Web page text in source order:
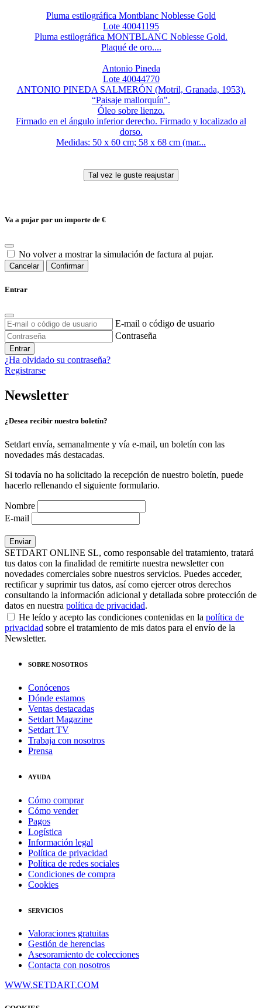
Pluma estilográfica Montblanc Noblesse Gold
Lote 40041195
Pluma estilográfica MONTBLANC Noblesse Gold.
Plaqué de oro....
Antonio Pineda
Lote 40044770
ANTONIO PINEDA SALMERÓN (Motril, Granada, 1953).
“Paisaje mallorquín".
Óleo sobre lienzo.
Firmado en el ángulo inferior derecho. Firmado y localizado al
dorso.
Medidas: 50 x 60 cm; 58 x 68 cm (mar...
Va a pujar por un importe de €
No volver a mostrar la simulación de factura al pujar.
Cancelar Confirmar
Entrar
E-mail o código de usuario
Contraseña
Entrar
¿Ha olvidado su contraseña?
Registrarse
Newsletter
¿Desea recibir nuestro boletín?
Setdart envía, semanalmente y vía e-mail, un boletín con las
novedades más destacadas.
Si todavía no ha solicitado la recepción de nuestro boletín, puede
hacerlo rellenando el siguiente formulario.
Nombre
E-mail
SETDART ONLINE SL, como responsable del tratamiento, tratará
tus datos con la finalidad de remitirte nuestra newsletter con
novedades comerciales sobre nuestros servicios. Puedes acceder,
rectificar y suprimir tus datos, así como ejercer otros derechos
consultando la información adicional y detallada sobre protección de
datos en nuestra política de privacidad.
He leído y acepto las condiciones contenidas en la política de
privacidad sobre el tratamiento de mis datos para el envío de la
Newsletter.
SOBRE NOSOTROS
Conócenos
Dónde estamos
Ventas destacadas
Setdart Magazine
Setdart TV
Trabaja con nosotros
Prensa
AYUDA
Cómo comprar
Cómo vender
Pagos
Logística
Información legal
Política de privacidad
Política de redes sociales
Condiciones de compra
Cookies
SERVICIOS
Valoraciones gratuitas
Gestión de herencias
Asesoramiento de colecciones
Contacta con nosotros
WWW.SETDART.COM